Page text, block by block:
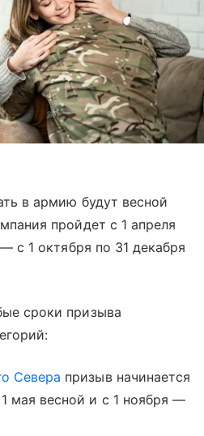
в армию будут весной
пройдет с 1 апреля
с 1 октября по 31 декабря
сроки призыва
Севера призыв начинается
мая весной и с 1 ноября —